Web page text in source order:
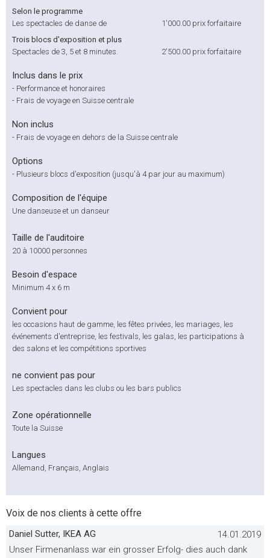
Selon le programme
Les spectacles de danse de
1'000.00 prix forfaitaire
Trois blocs d'exposition et plus
Spectacles de 3, 5 et 8 minutes.
2'500.00 prix forfaitaire
Inclus dans le prix
- Performance et honoraires
- Frais de voyage en Suisse centrale
Non inclus
- Frais de voyage en dehors de la Suisse centrale
Options
- Plusieurs blocs d'exposition (jusqu'à 4 par jour au maximum)
Composition de l'équipe
Une danseuse et un danseur
Taille de l'auditoire
20 à 10000 personnes
Besoin d'espace
Minimum 4 x 6 m
Convient pour
les occasions haut de gamme, les fêtes privées, les mariages, les
événements d'entreprise, les festivals, les galas, les participations à
des salons et les compétitions sportives
ne convient pas pour
Les spectacles dans les clubs ou les bars publics
Zone opérationnelle
Toute la Suisse
Langues
Allemand, Français, Anglais
Voix de nos clients à cette offre
Daniel Sutter, IKEA AG
14.01.2019
Unser Firmenanlass war ein grosser Erfolg- dies auch dank